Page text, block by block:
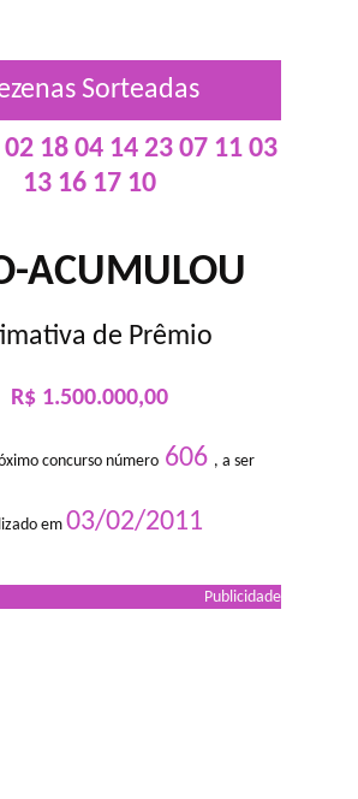
Sorteadas
18 04 14 23 07 11 03
13 16 17 10
ACUMULOU
de Prêmio
R$ 1.500.000,00
concurso número606 , a ser
em 03/02/2011
Publicidade